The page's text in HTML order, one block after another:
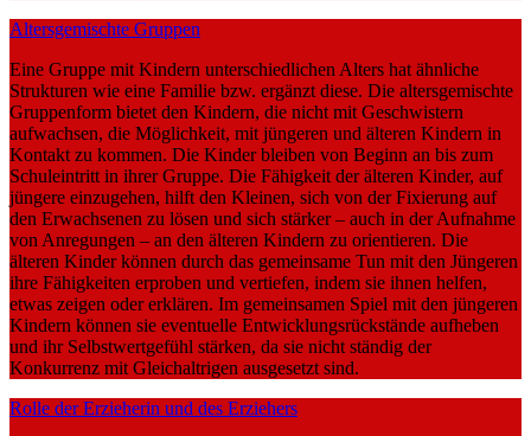
Altersgemischte Gruppen
Eine Gruppe mit Kindern unterschiedlichen Alters hat ähnliche
Strukturen wie eine Familie bzw. ergänzt diese. Die altersgemischte
Gruppenform bietet den Kindern, die nicht mit Geschwistern
aufwachsen, die Möglichkeit, mit jüngeren und älteren Kindern in
Kontakt zu kommen. Die Kinder bleiben von Beginn an bis zum
Schuleintritt in ihrer Gruppe. Die Fähigkeit der älteren Kinder, auf
jüngere einzugehen, hilft den Kleinen, sich von der Fixierung auf
den Erwachsenen zu lösen und sich stärker – auch in der Aufnahme
von Anregungen – an den älteren Kindern zu orientieren. Die
älteren Kinder können durch das gemeinsame Tun mit den Jüngeren
ihre Fähigkeiten erproben und vertiefen, indem sie ihnen helfen,
etwas zeigen oder erklären. Im gemeinsamen Spiel mit den jüngeren
Kindern können sie eventuelle Entwicklungsrückstände aufheben
und ihr Selbstwertgefühl stärken, da sie nicht ständig der
Konkurrenz mit Gleichaltrigen ausgesetzt sind.
Rolle der Erzieherin und des Erziehers